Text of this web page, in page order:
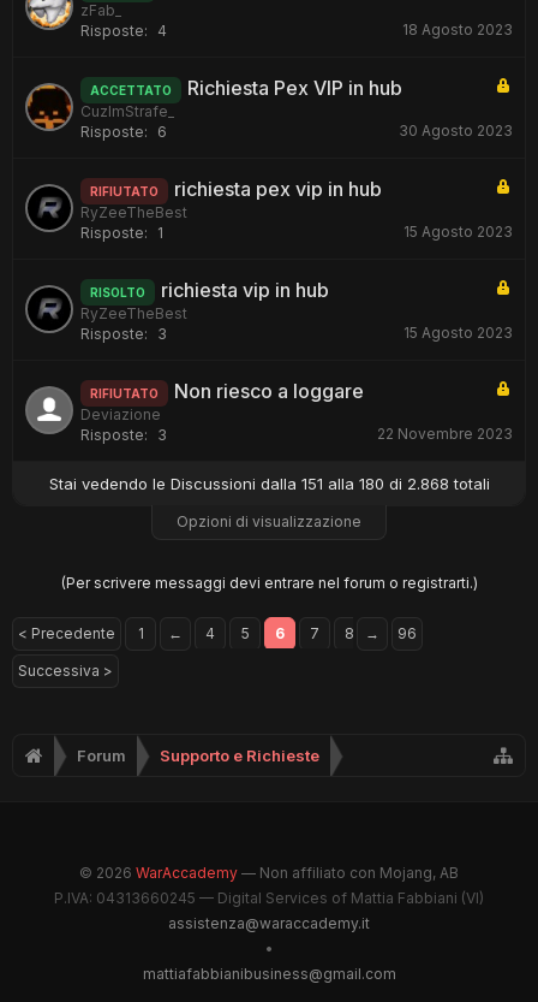
zFab_
Risposte:
4 18 Agosto 2023
ACCETTATO Richiesta Pex VIP in hub
CuzImStrafe_
Risposte:
6 30 Agosto 2023
RIFIUTATO richiesta pex vip in hub
RyZeeTheBest
Risposte:
1 15 Agosto 2023
RISOLTO richiesta vip in hub
RyZeeTheBest
Risposte:
3 15 Agosto 2023
RIFIUTATO Non riesco a loggare
Deviazione
Risposte:
3 22 Novembre 2023
Stai vedendo le Discussioni dalla 151 alla 180 di 2.868 totali
Opzioni di visualizzazione
(Per scrivere messaggi devi entrare nel forum o registrarti.)
< Precedente 1 ← 4 5 6 7 8 → 96
Successiva >
Forum Supporto e Richieste
© 2026 WarAccademy — Non affiliato con Mojang, AB
P.IVA: 04313660245 — Digital Services of Mattia Fabbiani (VI)
assistenza@waraccademy.it
•
mattiafabbianibusiness@gmail.com